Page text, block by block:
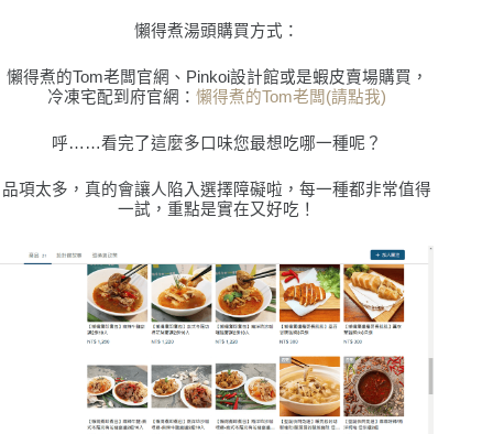
懶得煮湯頭購買⽅式：
懶得煮的Tom⽼闆官網、Pinkoi設計館或是蝦⽪賣場購買，
冷凍宅配到府官網 ：懶得煮的Tom老闆(請點我)
呼……看完了這麼多口味您最想吃哪一種呢？
品項太多，真的會讓人陷入選擇障礙啦，每一種都非常值得
一試，重點是實在又好吃！